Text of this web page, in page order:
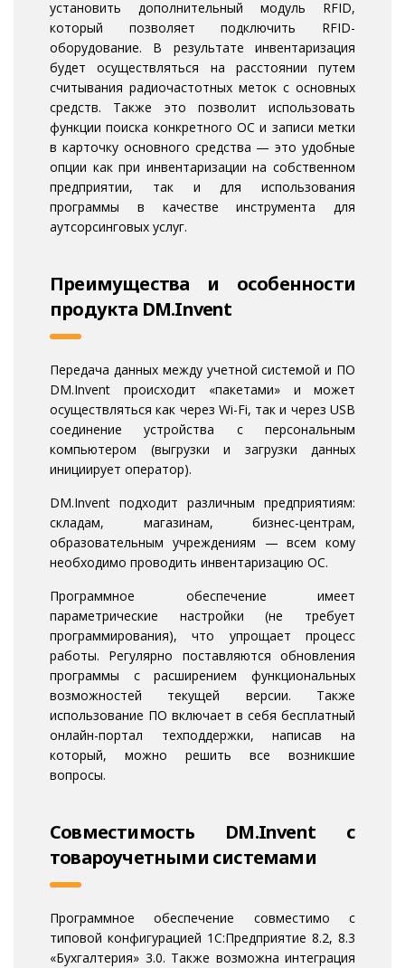
установить дополнительный модуль RFID,
который позволяет подключить RFID-
оборудование. В результате инвентаризация
будет осуществляться на расстоянии путем
считывания радиочастотных меток с основных
средств. Также это позволит использовать
функции поиска конкретного ОС и записи метки
в карточку основного средства — это удобные
опции как при инвентаризации на собственном
предприятии, так и для использования
программы в качестве инструмента для
аутсорсинговых услуг.
Преимущества и особенности
продукта DM.Invent
Передача данных между учетной системой и ПО
DM.Invent происходит «пакетами» и может
осуществляться как через Wi-Fi, так и через USB
соединение устройства с персональным
компьютером (выгрузки и загрузки данных
инициирует оператор).
DM.Invent подходит различным предприятиям:
складам, магазинам, бизнес-центрам,
образовательным учреждениям — всем кому
необходимо проводить инвентаризацию ОС.
Программное обеспечение имеет
параметрические настройки (не требует
программирования), что упрощает процесс
работы. Регулярно поставляются обновления
программы с расширением функциональных
возможностей текущей версии. Также
использование ПО включает в себя бесплатный
онлайн-портал техподдержки, написав на
который, можно решить все возникшие
вопросы.
Совместимость DM.Invent с
товароучетными системами
Программное обеспечение совместимо с
типовой конфигурацией 1С:Предприятие 8.2, 8.3
«Бухгалтерия» 3.0. Также возможна интеграция